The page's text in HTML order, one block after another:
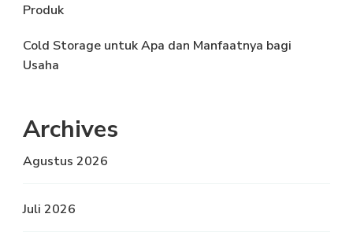
Produk
Cold Storage untuk Apa dan Manfaatnya bagi
Usaha
Archives
Agustus 2026
Juli 2026